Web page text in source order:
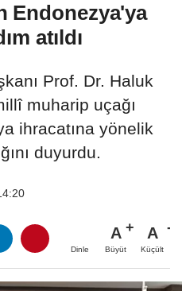
Endonezya'ya
atıldı
Prof. Dr. Haluk
muharip uçağı
ihracatına yönelik
duyurdu.
Dinle
A
Büyüt
A
Küçült